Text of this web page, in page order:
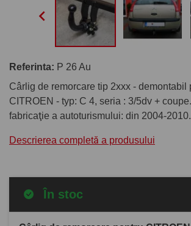

Referinta: P 26 Au
Cârlig de remorcare tip 2xxx - demontabil
CITROEN - typ: C 4, seria : 3/5dv +
fabricaţie a autoturismului: din 2004-2010.
Descrierea completă a produsului
În stoc